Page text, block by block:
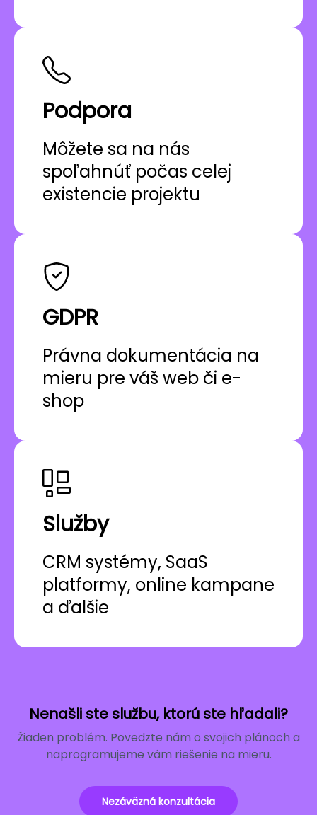
Podpora
Môžete sa na nás
spoľahnúť počas celej
existencie projektu
GDPR
Právna dokumentácia na
mieru pre váš web či e-
shop
Služby
CRM systémy, SaaS
platformy, online kampane
a ďalšie
Nenašli ste službu, ktorú ste hľadali?
Žiaden problém. Povedzte nám o svojich plánoch a
naprogramujeme vám riešenie na mieru.
Nezáväzná konzultácia